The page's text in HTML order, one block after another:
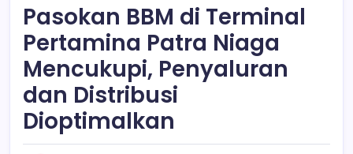
Pasokan BBM di Terminal
Pertamina Patra Niaga
Mencukupi, Penyaluran
dan Distribusi
Dioptimalkan